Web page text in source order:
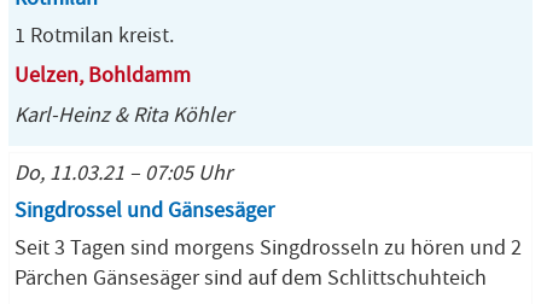
1 Rotmilan kreist.
Uelzen, Bohldamm
Karl-Heinz & Rita Köhler
Do, 11.03.21 – 07:05 Uhr
Singdrossel und Gänsesäger
Seit 3 Tagen sind morgens Singdrosseln zu hören und 2
Pärchen Gänsesäger sind auf dem Schlittschuhteich